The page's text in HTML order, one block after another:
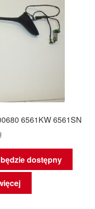
6561KW 6561SN
dostępny